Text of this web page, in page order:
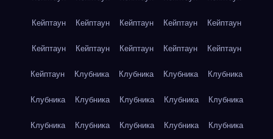
Кейптаун Кейптаун Кейптаун Кейптаун Кейптаун
Кейптаун Кейптаун Кейптаун Кейптаун Кейптаун
Кейптаун Клубника Клубника Клубника Клубника
Клубника Клубника Клубника Клубника Клубника
Клубника Клубника Клубника Клубника Клубника